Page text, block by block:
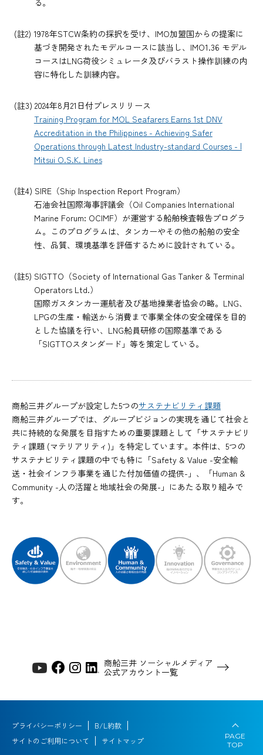
(註2) 1978年STCW条約の採択を受け、IMO加盟国からの提案に
基づき開発されたモデルコースに該当し、IMO1.36 モデル
コースはLNG荷役シミュレータ及びバラスト操作訓練の内
容に特化した訓練内容。
(註3) 2024年8月21日付プレスリリース
Training Program for MOL Seafarers Earns 1st DNV
Accreditation in the Philippines - Achieving Safer
Operations through Latest Industry-standard Courses - |
Mitsui O.S.K. Lines
(註4) SIRE（Ship Inspection Report Program）
石油会社国際海事評議会（Oil Companies International
Marine Forum: OCIMF）が運営する船舶検査報告プログラ
ム。このプログラムは、タンカーやその他の船舶の安全
性、品質、環境基準を評価するために設計されている。
(註5) SIGTTO（Society of International Gas Tanker & Terminal
Operators Ltd.）
国際ガスタンカー運航者及び基地操業者協会の略。LNG、
LPGの生産・輸送から消費まで事業全体の安全確保を目的
とした協議を行い、LNG船員研修の国際基準である
「SIGTTOスタンダード」等を策定している。
商船三井グループが設定した5つのサステナビリティ課題
商船三井グループでは、グループビジョンの実現を通じて社会と
共に持続的な発展を目指すための重要課題として「サステナビリ
ティ課題 (マテリアリティ)」を特定しています。本件は、5つの
サステナビリティ課題の中でも特に「Safety & Value -安全輸
送・社会インフラ事業を通じた付加価値の提供-」、「Human &
Community -人の活躍と地域社会の発展-」にあたる取り組みで
す。
商船三井 ソーシャルメディア
公式アカウント一覧
プライバシーポリシー
B/L約款
サイトのご利用について
サイトマップ
PAGE
TOP